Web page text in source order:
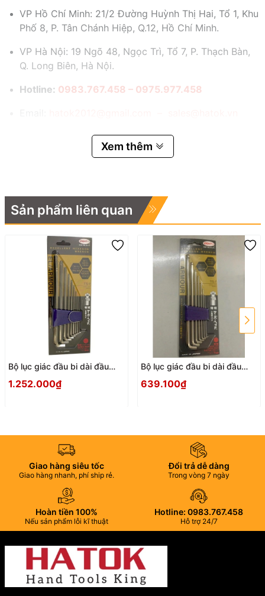
VP Hồ Chí Minh: 21/2 Đường Huỳnh Thị Hai, Tổ 1, Khu
Phố 8, P. Tân Chánh Hiệp, Q.12, Hồ Chí Minh.
VP Hà Nội: 19 Ngõ 48, Ngọc Trì, Tổ 7, P. Thạch Bàn,
Q. Long Biên, Hà Nội.
Hotline: 0983.767.458 – 0975.977.458
Xem thêm
Sản phẩm liên quan
Bộ lục giác đầu bi dài đầu
1.252.000₫
Bộ lục giác đầu bi dài đầu
639.100₫
Giao hàng siêu tốc
Giao hàng nhanh, phí ship rẻ.
Đổi trả dễ dàng
Trong vòng 7 ngày
Hoàn tiền 100%
Nếu sản phẩm lỗi kĩ thuật
Hotline: 0983.767.458
Hỗ trợ 24/7